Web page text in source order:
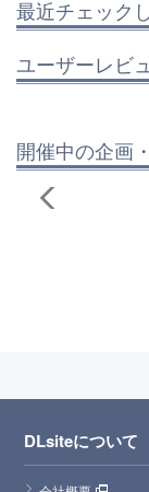
最近チェック
ユーザーレビ
開催中の企画
DLsiteについて